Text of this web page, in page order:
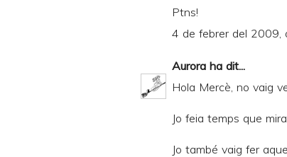
Ptns!
4 de febrer del 2009,
Aurora ha dit...
Hola Mercè, no vaig
Jo feia temps que
Jo també vaig fer